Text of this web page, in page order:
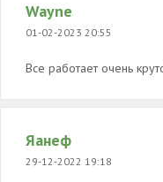
Wayne
01-02-2023 20:55
Все работает очень
Яанеф
29-12-2022 19:18